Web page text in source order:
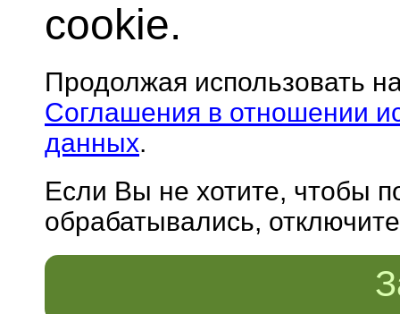
cookie.
Продолжая использовать
Соглашения в отношении
данных.
Если Вы не хотите, чтобы
обрабатывались,